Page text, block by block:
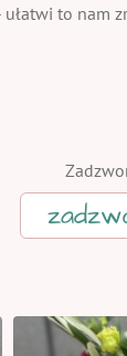
to nam